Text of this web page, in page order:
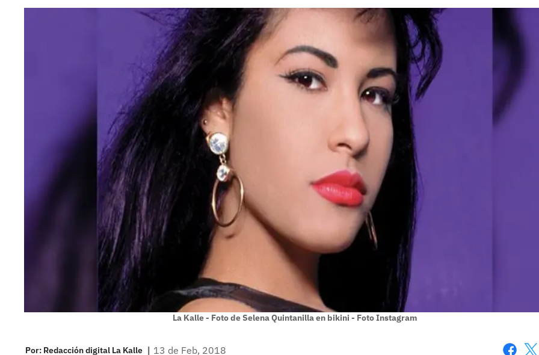
La Kalle - Foto de Selena Quintanilla en bikini - Foto Instagram
Por: Redacción digital La Kalle | 13 de Feb, 2018